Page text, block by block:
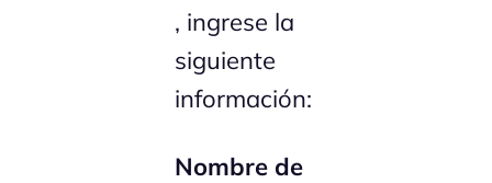
, ingrese la
siguiente
información:
Nombre de